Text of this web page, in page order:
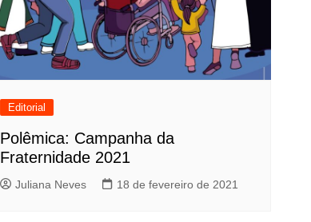
Editorial
Polêmica: Campanha da
Fraternidade 2021
Juliana Neves 18 de fevereiro de 2021